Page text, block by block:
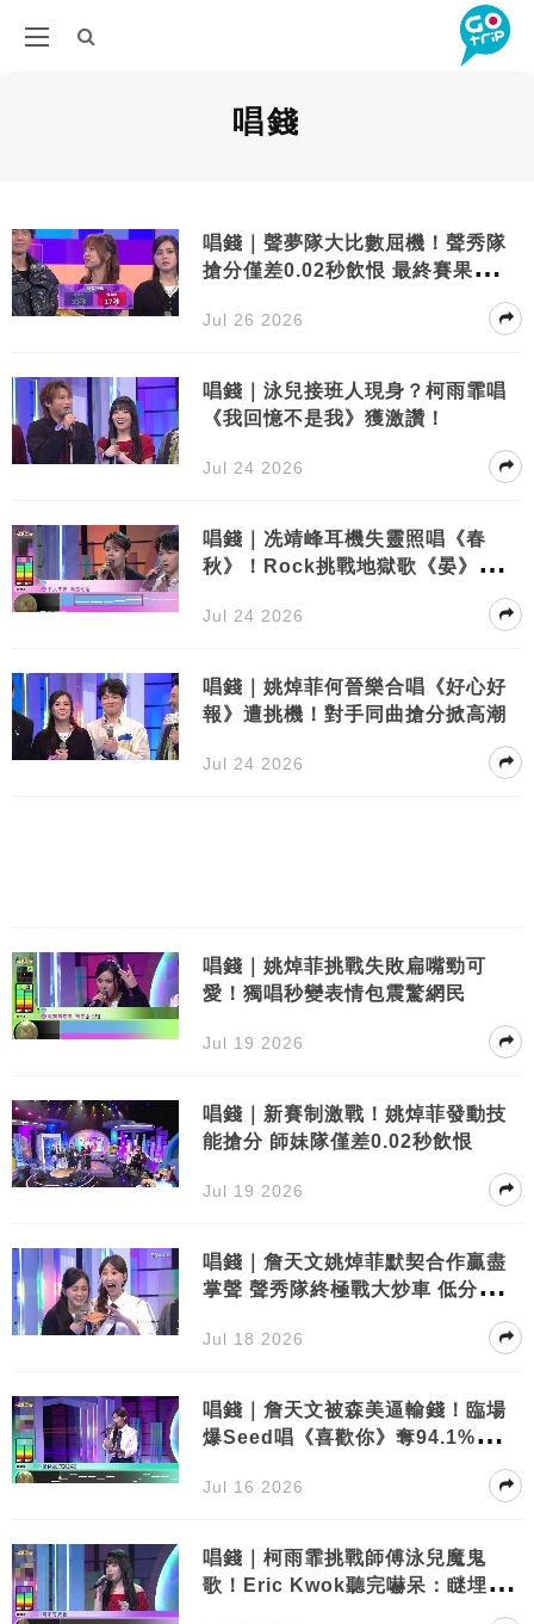
唱錢
唱錢｜聲夢隊大比數屈機！聲秀隊
搶分僅差0.02秒飲恨 最終賽果極懸
Jul 26 2026
唱錢｜泳兒接班人現身？柯雨霏唱
《我回憶不是我》獲激讚！
Jul 24 2026
唱錢｜冼靖峰耳機失靈照唱《春
秋》！Rock挑戰地獄歌《晏》嚇窒
Jul 24 2026
唱錢｜姚焯菲何晉樂合唱《好心好
報》遭挑機！對手同曲搶分掀高潮
Jul 24 2026
唱錢｜姚焯菲挑戰失敗扁嘴勁可
愛！獨唱秒變表情包震驚網民
Jul 19 2026
唱錢｜新賽制激戰！姚焯菲發動技
能搶分 師妹隊僅差0.02秒飲恨
Jul 19 2026
唱錢｜詹天文姚焯菲默契合作贏盡
掌聲 聲秀隊終極戰大炒車 低分慘敗
Jul 18 2026
唱錢｜詹天文被森美逼輸錢！臨場
爆Seed唱《喜歡你》奪94.1%震驚
Jul 16 2026
唱錢｜柯雨霏挑戰師傅泳兒魔鬼
歌！Eric Kwok聽完嚇呆：瞇埋眼